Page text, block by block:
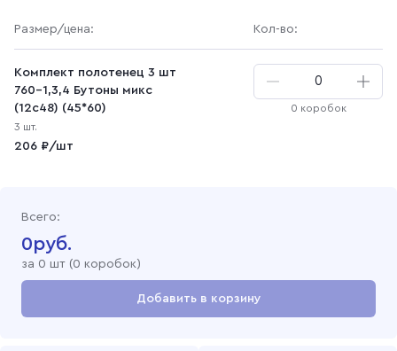
Размер/цена: Кол-во:
Комплект полотенец 3 шт
760-1,3,4 Бутоны микс
(12с48) (45*60)
3 шт.
206 ₽/шт
0 коробок
Всего:
0руб.
за 0 шт (0 коробок)
Добавить в корзину